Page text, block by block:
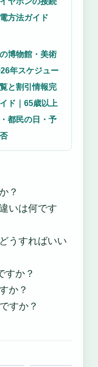
方法ガイド
博物館・美術
年スケジュー
と割引情報完
ド｜65歳以上
都民の日・予
？
いは何です
うすればいい
すか？
か？
すか？